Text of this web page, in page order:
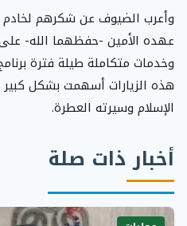
وأعرب الضيوف عن شكرهم
عهده الأمين -حفظهما الله-
وخدمات متكاملة طيلة فترة
هذه الزيارات أسهمت بشكل كبير
الإسلام وسيرته العطرة.
أخبار ذات صلة